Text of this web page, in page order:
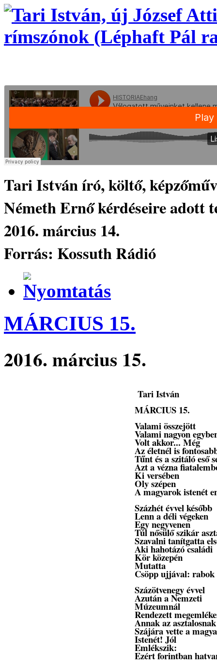
Tari István író, költő,
Németh Ernő kérdéseire adott
2016. március 14.
Forrás: Kossuth Rádió
MÁRCIUS 15.
2016. március 15.
Tari István
MÁRCIUS 15.
Valami összejött
Valami nagyon
Volt akkor... Még
Az életnél is
Tűnt és a szitáló eső
Azt a vézna
Ki versében
Oly szépen
A magyarok istenét
Százhét évvel később
Lenn a déli végeken
Egy negyvenen
Túl nősülő szikár
Szavalni tanítgatta
Aki hahotázó családi
Kör közepén
Mutatta
Csöpp ujjával:
Százötvenegy évvel
Azután a Nemzeti
Múzeumnál
Rendezett
Annak az
Szájára vette a
Istenét! Jól
Emlékszik:
Ezért forintban